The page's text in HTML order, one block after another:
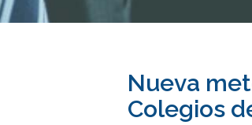
Nueva
Colegios